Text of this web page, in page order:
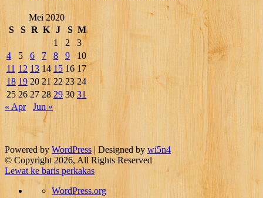
Mei 2020
S
S R K J S M
1
2
3
4
5 6 7 8 9
10
11 12 13 14 15 16 17
18 19 20 21 22 23 24
25 26 27 28 29 30 31
« Apr
Jun »
Powered by WordPress | Designed by wi5n4
© Copyright 2026, All Rights Reserved
Lewat ke baris perkakas
TentangWordPress.org